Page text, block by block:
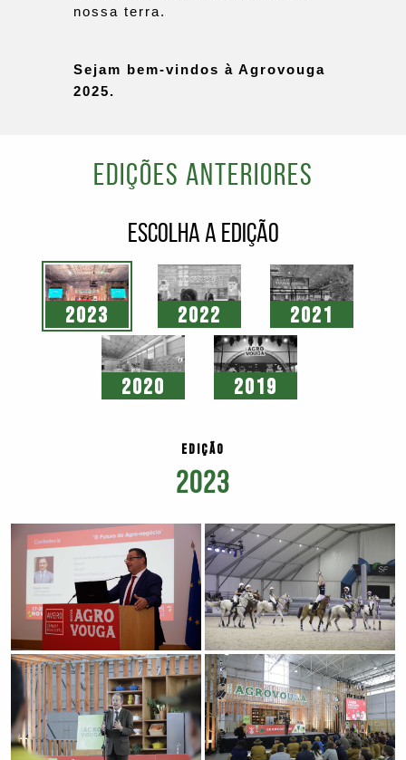
nossa terra.
Sejam bem-vindos à Agrovouga
2025.
Edições anteriores
ESCOLHA A EDIÇÃO
2023 2022 2021
2020 2019
EDIÇÃO
2023